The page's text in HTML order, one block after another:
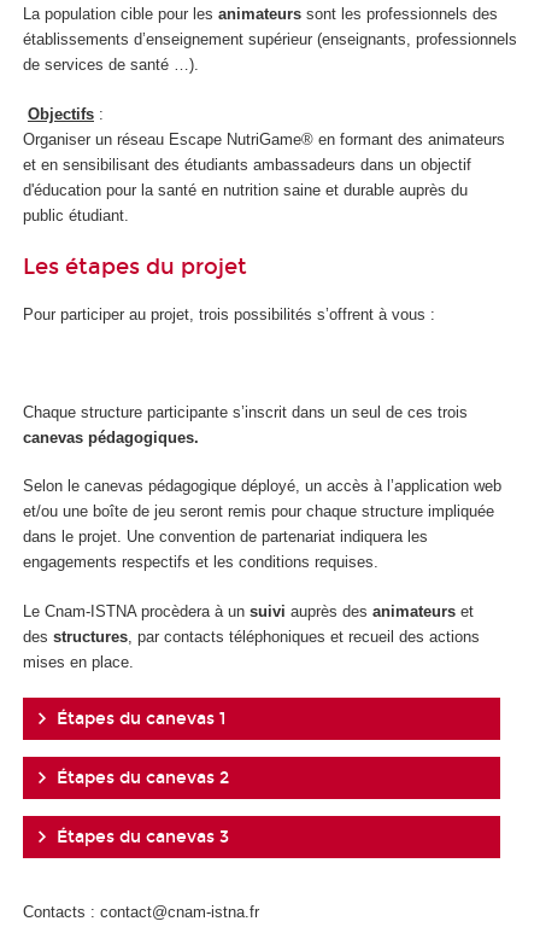
La population cible pour les animateurs sont les professionnels des
établissements d’enseignement supérieur (enseignants, professionnels
de services de santé …).
Objectifs :
Organiser un réseau Escape NutriGame® en formant des animateurs
et en sensibilisant des étudiants ambassadeurs dans un objectif
d'éducation pour la santé en nutrition saine et durable auprès du
public étudiant.
Les étapes du projet
Pour participer au projet, trois possibilités s’offrent à vous :
Chaque structure participante s’inscrit dans un seul de ces trois
canevas pédagogiques.
Selon le canevas pédagogique déployé, un accès à l’application web
et/ou une boîte de jeu seront remis pour chaque structure impliquée
dans le projet. Une convention de partenariat indiquera les
engagements respectifs et les conditions requises.
Le Cnam-ISTNA procèdera à un suivi auprès des animateurs et
des structures , par contacts téléphoniques et recueil des actions
mises en place.
Étapes du canevas 1
Étapes du canevas 2
Étapes du canevas 3
Contacts : contact@cnam-istna.fr